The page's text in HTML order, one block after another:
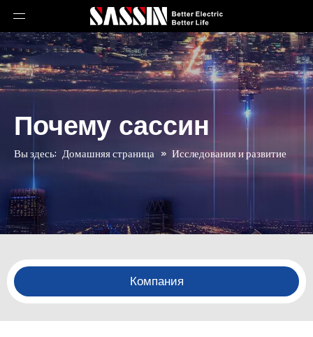
Почему сассин
Вы здесь: Домашняя страница » Исследования и развитие
Компания